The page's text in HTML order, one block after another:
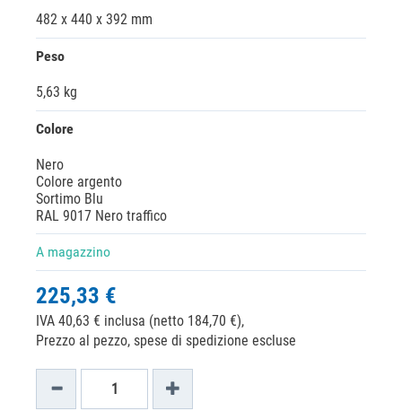
482 x 440 x 392 mm
Peso
5,63 kg
Colore
Nero
Colore argento
Sortimo Blu
RAL 9017 Nero traffico
A magazzino
225,33 €
IVA 40,63 € inclusa (netto 184,70 €),
Prezzo al pezzo, spese di spedizione escluse